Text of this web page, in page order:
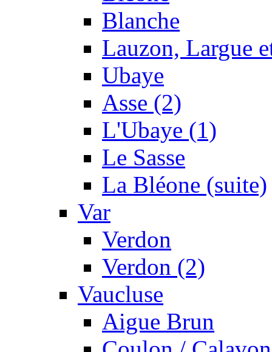
Blanche
Lauzon, Largue
Ubaye
Asse (2)
L'Ubaye (1)
Le Sasse
La Bléone (suite)
Var
Verdon
Verdon (2)
Vaucluse
Aigue Brun